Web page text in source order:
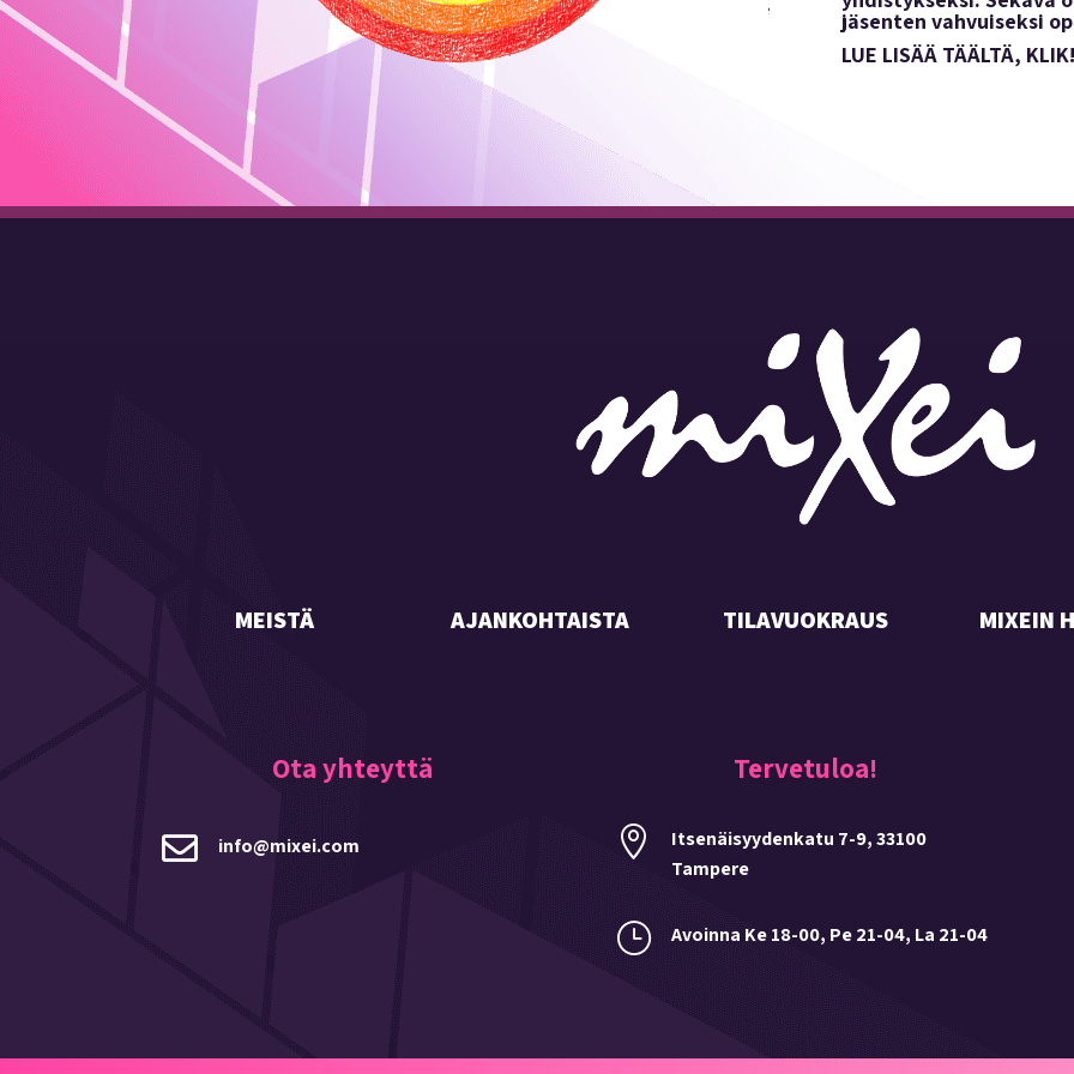
jäsenten vahvuiseksi
LUE LISÄÄ TÄÄLTÄ, KLIK!
MEISTÄ AJANKOHTAISTA TILAVUOKRAUS MIXEIN
Ota yhteyttä
 moc.i
exim@
ofni
Tervetuloa!

Itsenäisyydenkatu 7-9, 33100
Tampere
} Avoinna Ke 18-00, Pe 21-04, La 21-04